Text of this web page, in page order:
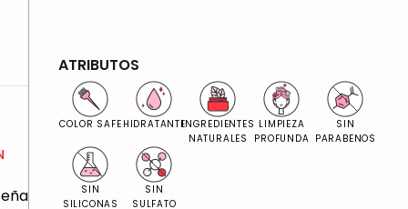
ATRIBUTOS
COLOR SAFE HIDRATANTEINGREDIENTES
NATURALES
LIMPIEZA
PROFUNDA
SIN
PARABENOS
SIN
SILICONAS
SIN
SULFATO